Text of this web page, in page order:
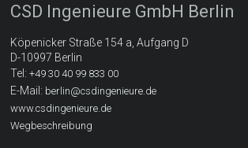
CSD Ingenieure GmbH Berlin
Köpenicker Straße 154 a, Aufgang D
D-10997 Berlin
Tel:+49 30 40 99 833 00
E-Mail: berlin@csdingenieure.de
www.csdingenieure.de
Wegbeschreibung